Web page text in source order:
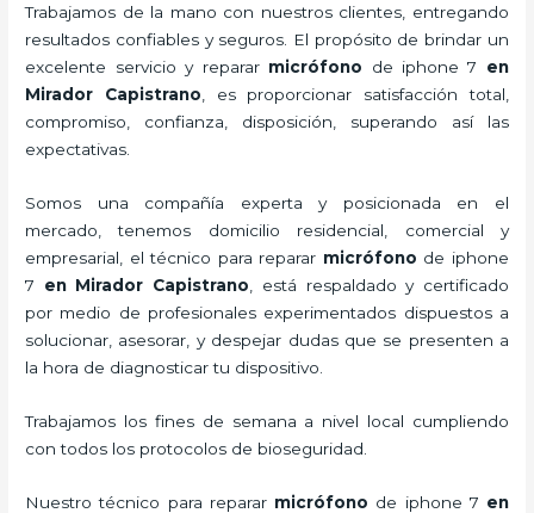
Trabajamos de la mano con nuestros clientes, entregando
resultados confiables y seguros. El propósito de brindar un
excelente servicio y reparar micrófono de iphone 7 en
Mirador Capistrano , es proporcionar satisfacción total,
compromiso, confianza, disposición, superando así las
expectativas.
Somos una compañía experta y posicionada en el
mercado, tenemos domicilio residencial, comercial y
empresarial, el técnico para reparar micrófono de iphone
7 en Mirador Capistrano , está respaldado y certificado
por medio de profesionales experimentados dispuestos a
solucionar, asesorar, y despejar dudas que se presenten a
la hora de diagnosticar tu dispositivo.
Trabajamos los fines de semana a nivel local cumpliendo
con todos los protocolos de bioseguridad.
Nuestro técnico para reparar micrófono de iphone 7 en